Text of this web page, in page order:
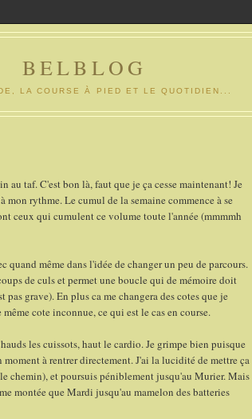
BELBLOG
LA COURSE À PIED ET LE QUOTIDIEN...
taf. C'est bon là, faut que je ça cesse maintenant! Je
rythme. Le cumul de la semaine commence à se
ceux qui cumulent ce volume toute l'année (mmmmh
même dans l'idée de changer un peu de parcours.
de culs et permet une boucle qui de mémoire doit
grave). En plus ca me changera des cotes que je
cote inconnue, ce qui est le cas en course.
les cuissots, haut le cardio. Je grimpe bien puisque
à rentrer directement. J'ai la lucidité de mettre ça
chemin), et poursuis péniblement jusqu'au Murier. Mais
montée que Mardi jusqu'au mamelon des batteries